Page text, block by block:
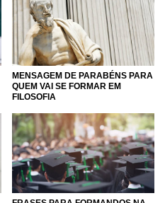
MENSAGEM DE PARABÉNS PARA
QUEM VAI SE FORMAR EM
FILOSOFIA